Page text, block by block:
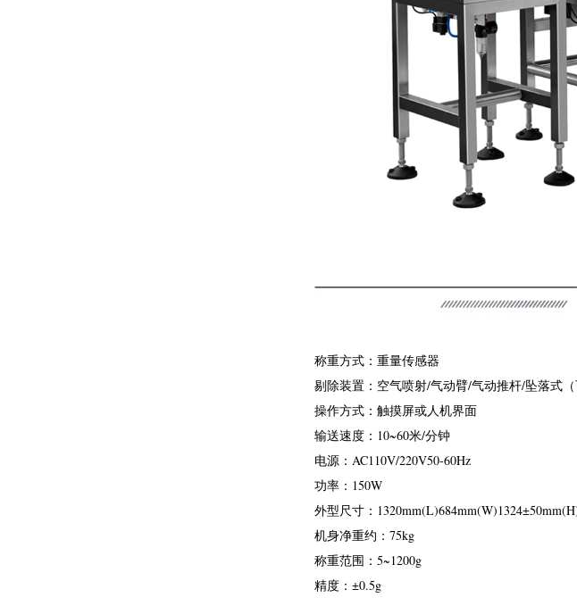
称重方式：重量传感器
剔除装置：空气喷射/气动臂/气动推杆/坠落式（
操作方式：触摸屏或人机界面
输送速度：10~60米/分钟
电源：AC110V/220V50-60Hz
功率：150W
外型尺寸：
机身净重约：75kg
称重范围：5~1200g
精度：±0.5g